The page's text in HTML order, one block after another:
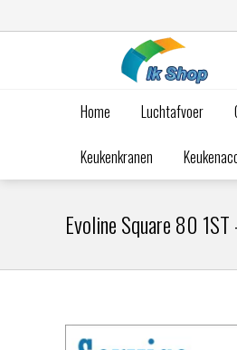
Home Luchtafvoer
Keukenkranen
Evoline Square 80